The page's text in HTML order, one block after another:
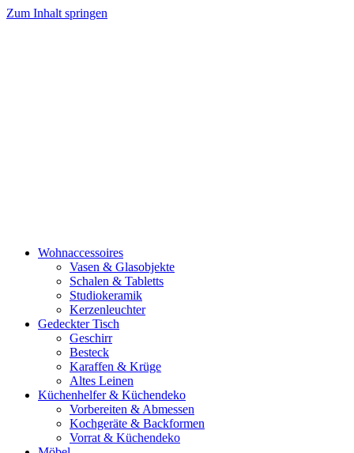
Zum Inhalt springen
Wohnaccessoires
Vasen & Glasobjekte
Schalen & Tabletts
Studiokeramik
Kerzenleuchter
Gedeckter Tisch
Geschirr
Besteck
Karaffen & Krüge
Altes Leinen
Küchenhelfer & Küchendeko
Vorbereiten & Abmessen
Kochgeräte & Backformen
Vorrat & Küchendeko